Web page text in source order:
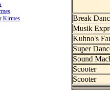
Break
Musik
Kuhno's
Super
Sound
Scooter
Scooter
Kirmes